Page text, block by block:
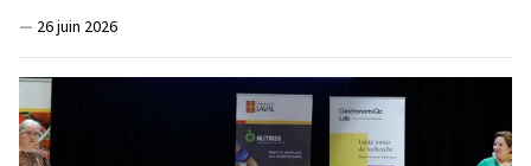
— 26 juin 2026